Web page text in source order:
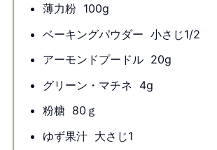
薄力粉 100g
ベーキングパウダー 小さじ1/2
アーモンドプードル 20g
グリーン・マチネ 4g
粉糖 80ｇ
ゆず果汁 大さじ1